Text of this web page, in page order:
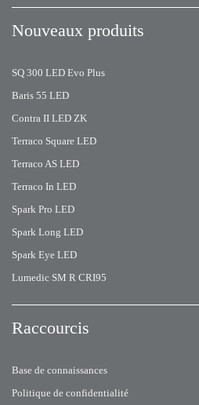
Nouveaux produits
SQ 300 LED Evo Plus
Baris 55 LED
Contra II LED ZK
Terraco Square LED
Terraco AS LED
Terraco In LED
Spark Pro LED
Spark Long LED
Spark Eye LED
Lumedic SM R CRI95
Raccourcis
Base de connaissances
Politique de confidentialité